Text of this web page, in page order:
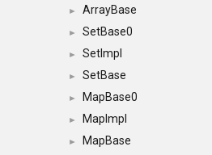
► ArrayBase
► SetBase0
► SetImpl
► SetBase
► MapBase0
► MapImpl
► MapBase